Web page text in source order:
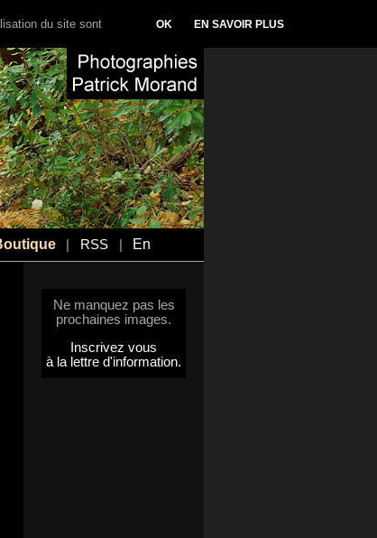
RSS En
Ne manquez pas les
prochaines images.
Inscrivez vous
à la lettre d'information.
du site sont
OK EN SAVOIR PLUS